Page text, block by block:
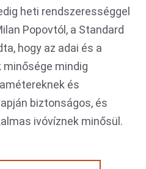
heti rendszerességgel
Popovtól, a Standard
hogy az adai és a
minősége mindig
és
biztonságos, és
ivóvíznek minősül.